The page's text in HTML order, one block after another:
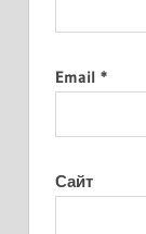
Email *
Сайт